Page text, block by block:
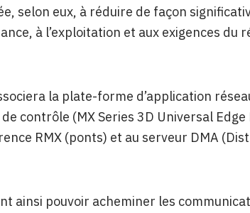
selon eux, à réduire de façon
à l’exploitation et aux exigences du
la plate-forme d’application
contrôle (MX Series 3D Universal
RMX (ponts) et au serveur DMA
ainsi pouvoir acheminer les